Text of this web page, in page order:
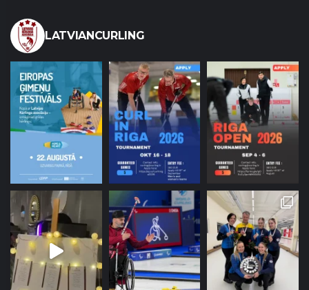
LATVIANCURLING